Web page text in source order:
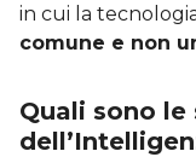
in cui la
comune e non
Quali sono